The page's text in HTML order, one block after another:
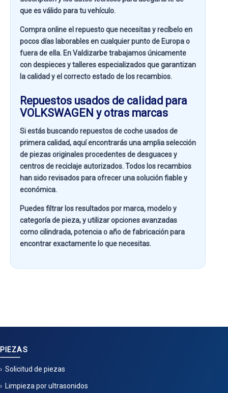
que es válido para tu vehículo.
Compra online el repuesto que necesitas y recíbelo en
pocos días laborables en cualquier punto de Europa o
fuera de ella. EnValdizarbetrabajamos únicamente
con despieces y talleres especializados que garantizan
la calidad y el correcto estado de los recambios.
Repuestos usados de calidad para
VOLKSWAGEN y otras marcas
Si estás buscandorepuestos de coche usados de
primera calidad, aquí encontrarás una amplia selección
de piezas originales procedentes de desguaces y
centros de reciclaje autorizados. Todos los recambios
han sido revisados para ofrecer una solución fiable y
económica.
Puedes filtrar los resultados pormarca, modelo y
categoría de pieza, y utilizar opciones avanzadas
comocilindrada, potencia o año de fabricaciónpara
encontrar exactamente lo que necesitas.
PIEZAS
Solicitud de piezas
Limpieza por ultrasonidos